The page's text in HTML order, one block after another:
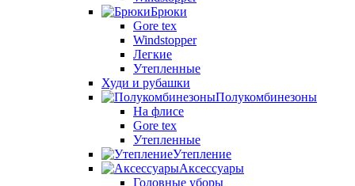
Брюки
Gore tex
Windstopper
Легкие
Утепленные
Худи и рубашки
Полукомбинезоны
На флисе
Gore tex
Утепленные
Утепление
Аксессуары
Головные уборы